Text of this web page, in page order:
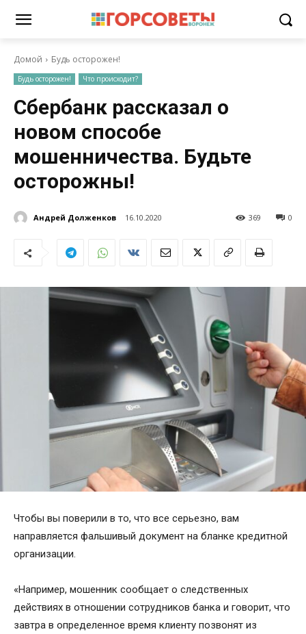
Домой Будь осторожен!
Будь осторожен! Что происходит?
Сбербанк рассказал о
новом способе
мошенничества. Будьте
осторожны!
Андрей Долженков 16.10.2020 0
369
Чтобы вы поверили в то, что все серьезно, вам
направляется фальшивый документ на бланке кредитной
организации.
«Например, мошенник сообщает о следственных
действиях в отношении сотрудников банка и говорит, что
завтра в определенное время клиенту позвонят из